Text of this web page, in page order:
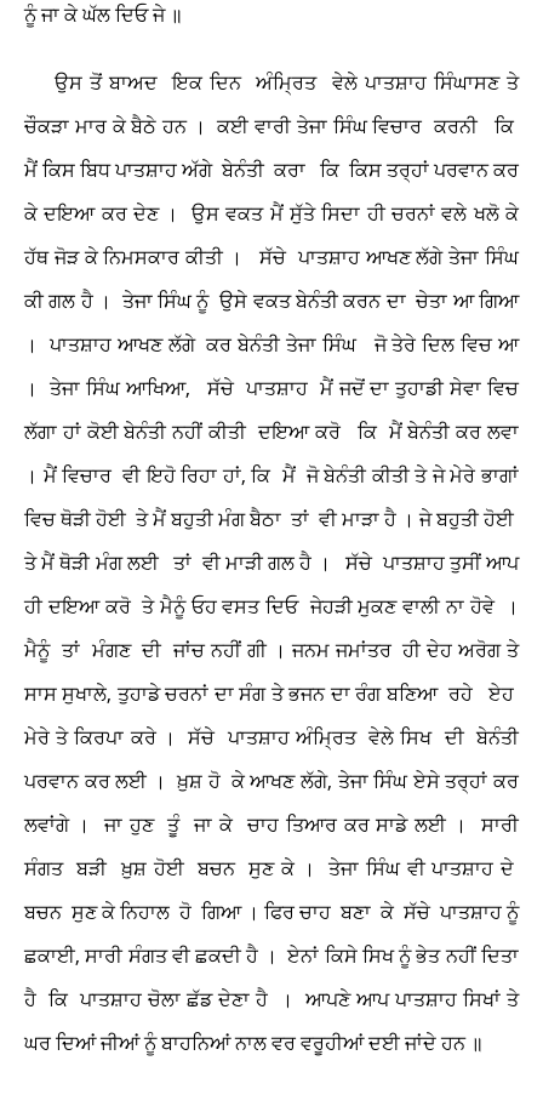
ਨੂੰ ਜਾ ਕੇ ਘੱਲ ਦਿਓ ਜੇ ॥
ਉਸ ਤੋਂ ਬਾਅਦ ਇਕ ਦਿਨ ਅੰਮ੍ਰਿਤ ਵੇਲੇ ਪਾਤਸ਼ਾਹ ਸਿੰਘਾਸਣ ਤੇ
ਚੌਕੜਾ ਮਾਰ ਕੇ ਬੈਠੇ ਹਨ । ਕਈ ਵਾਰੀ ਤੇਜਾ ਸਿੰਘ ਵਿਚਾਰ ਕਰਨੀ ਕਿ
ਮੈਂ ਕਿਸ ਬਿਧ ਪਾਤਸ਼ਾਹ ਅੱਗੇ ਬੇਨੰਤੀ ਕਰਾ ਕਿ ਕਿਸ ਤਰ੍ਹਾਂ ਪਰਵਾਨ ਕਰ
ਕੇ ਦਇਆ ਕਰ ਦੇਣ । ਉਸ ਵਕਤ ਮੈਂ ਸੁੱਤੇ ਸਿਦਾ ਹੀ ਚਰਨਾਂ ਵਲੇ ਖਲੋ ਕੇ
ਹੱਥ ਜੋੜ ਕੇ ਨਿਮਸਕਾਰ ਕੀਤੀ । ਸੱਚੇ ਪਾਤਸ਼ਾਹ ਆਖਣ ਲੱਗੇ ਤੇਜਾ ਸਿੰਘ
ਕੀ ਗਲ ਹੈ । ਤੇਜਾ ਸਿੰਘ ਨੂੰ ਉਸੇ ਵਕਤ ਬੇਨੰਤੀ ਕਰਨ ਦਾ ਚੇਤਾ ਆ ਗਿਆ
। ਪਾਤਸ਼ਾਹ ਆਖਣ ਲੱਗੇ ਕਰ ਬੇਨੰਤੀ ਤੇਜਾ ਸਿੰਘ ਜੋ ਤੇਰੇ ਦਿਲ ਵਿਚ ਆ
। ਤੇਜਾ ਸਿੰਘ ਆਖਿਆ, ਸੱਚੇ ਪਾਤਸ਼ਾਹ ਮੈਂ ਜਦੋਂ ਦਾ ਤੁਹਾਡੀ ਸੇਵਾ ਵਿਚ
ਲੱਗਾ ਹਾਂ ਕੋਈ ਬੇਨੰਤੀ ਨਹੀਂ ਕੀਤੀ ਦਇਆ ਕਰੋ ਕਿ ਮੈਂ ਬੇਨੰਤੀ ਕਰ ਲਵਾ
। ਮੈਂ ਵਿਚਾਰ ਵੀ ਇਹੋ ਰਿਹਾ ਹਾਂ, ਕਿ ਮੈਂ ਜੋ ਬੇਨੰਤੀ ਕੀਤੀ ਤੇ ਜੇ ਮੇਰੇ ਭਾਗਾਂ
ਵਿਚ ਥੋੜੀ ਹੋਈ ਤੇ ਮੈਂ ਬਹੁਤੀ ਮੰਗ ਬੈਠਾ ਤਾਂ ਵੀ ਮਾੜਾ ਹੈ । ਜੇ ਬਹੁਤੀ ਹੋਈ
ਤੇ ਮੈਂ ਥੋੜੀ ਮੰਗ ਲਈ ਤਾਂ ਵੀ ਮਾੜੀ ਗਲ ਹੈ । ਸੱਚੇ ਪਾਤਸ਼ਾਹ ਤੁਸੀਂ ਆਪ
ਹੀ ਦਇਆ ਕਰੋ ਤੇ ਮੈਨੂੰ ਓਹ ਵਸਤ ਦਿਓ ਜੇਹੜੀ ਮੁਕਣ ਵਾਲੀ ਨਾ ਹੋਵੇ ।
ਮੈਨੂੰ ਤਾਂ ਮੰਗਣ ਦੀ ਜਾਂਚ ਨਹੀਂ ਗੀ । ਜਨਮ ਜਮਾਂਤਰ ਹੀ ਦੇਹ ਅਰੋਗ ਤੇ
ਸਾਸ ਸੁਖਾਲੇ, ਤੁਹਾਡੇ ਚਰਨਾਂ ਦਾ ਸੰਗ ਤੇ ਭਜਨ ਦਾ ਰੰਗ ਬਣਿਆ ਰਹੇ ਏਹ
ਮੇਰੇ ਤੇ ਕਿਰਪਾ ਕਰੇ । ਸੱਚੇ ਪਾਤਸ਼ਾਹ ਅੰਮ੍ਰਿਤ ਵੇਲੇ ਸਿਖ ਦੀ ਬੇਨੰਤੀ
ਪਰਵਾਨ ਕਰ ਲਈ । ਖ਼ੁਸ਼ ਹੋ ਕੇ ਆਖਣ ਲੱਗੇ, ਤੇਜਾ ਸਿੰਘ ਏਸੇ ਤਰ੍ਹਾਂ ਕਰ
ਲਵਾਂਗੇ । ਜਾ ਹੁਣ ਤੂੰ ਜਾ ਕੇ ਚਾਹ ਤਿਆਰ ਕਰ ਸਾਡੇ ਲਈ । ਸਾਰੀ
ਸੰਗਤ ਬੜੀ ਖ਼ੁਸ਼ ਹੋਈ ਬਚਨ ਸੁਣ ਕੇ । ਤੇਜਾ ਸਿੰਘ ਵੀ ਪਾਤਸ਼ਾਹ ਦੇ
ਬਚਨ ਸੁਣ ਕੇ ਨਿਹਾਲ ਹੋ ਗਿਆ । ਫਿਰ ਚਾਹ ਬਣਾ ਕੇ ਸੱਚੇ ਪਾਤਸ਼ਾਹ ਨੂੰ
ਛਕਾਈ, ਸਾਰੀ ਸੰਗਤ ਵੀ ਛਕਦੀ ਹੈ । ਏਨਾਂ ਕਿਸੇ ਸਿਖ ਨੂੰ ਭੇਤ ਨਹੀਂ ਦਿਤਾ
ਹੈ ਕਿ ਪਾਤਸ਼ਾਹ ਚੋਲਾ ਛੱਡ ਦੇਣਾ ਹੈ । ਆਪਣੇ ਆਪ ਪਾਤਸ਼ਾਹ ਸਿਖਾਂ ਤੇ
ਘਰ ਦਿਆਂ ਜੀਆਂ ਨੂੰ ਬਾਹਨਿਆਂ ਨਾਲ ਵਰ ਵਰੂਹੀਆਂ ਦਈ ਜਾਂਦੇ ਹਨ ॥